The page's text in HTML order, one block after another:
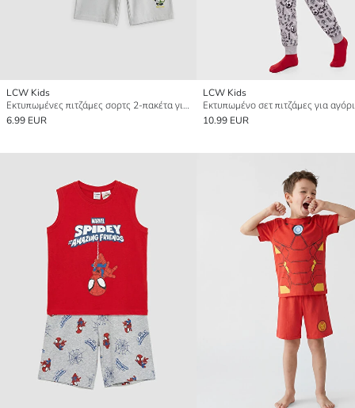
LCW Kids
Εκτυπωμένες πιτζάμες σορτς 2-πακέτα για αγόρια
6.99 EUR
LCW Kids
Εκτυπωμένο σετ πιτζάμες για
10.99 EUR